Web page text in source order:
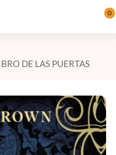
0
DE LAS PUERTAS